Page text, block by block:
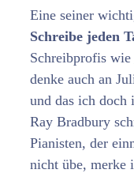
Eine seiner
Schreibe jeden
Schreibprofis wie
denke auch an
und das ich doch
Ray Bradbury
Pianisten, der
nicht übe, merke